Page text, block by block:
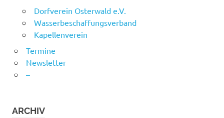
Dorfverein Osterwald e.V.
Wasserbeschaffungsverband
Kapellenverein
Termine
Newsletter
–
ARCHIV